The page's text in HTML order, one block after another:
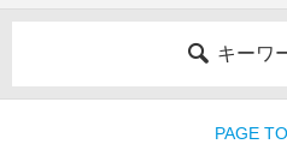
キーワ
PAGE